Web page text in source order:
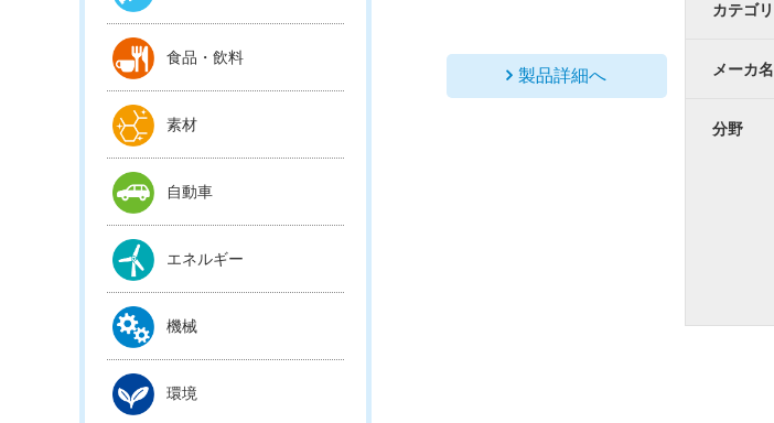
食品・飲料
素材
自動車
エネルギー
機械
環境
製品詳細へ
カテゴリ
メーカ名
分野